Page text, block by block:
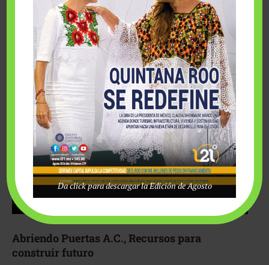
Fairmont Mayakoba y Make-A-Wish México unieron
esfuerzos para hacer realidad el deseo de una …
Abriendo Puertas A.C., Recursos para
construir futuro
Da click para descargar la Edición de Agosto